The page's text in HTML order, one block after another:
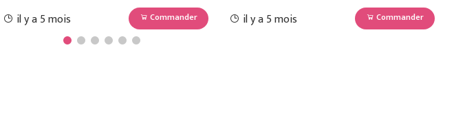
il y a 5 mois Commander il y a 5 mois Commander